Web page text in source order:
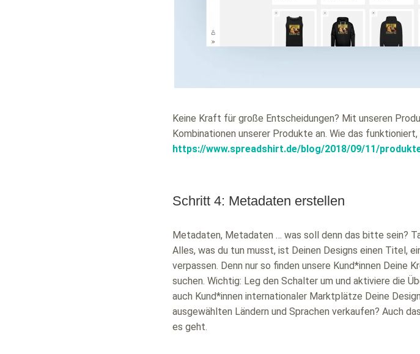
Keine Kraft für große Entscheidungen? Mit unseren
Kombinationen unserer Produkte an. Wie das
https://www.spreadshirt.de/blog/2018/09/11/
Schritt 4: Metadaten erstellen
Metadaten, Metadaten … was soll denn das bitte sein?
Alles, was du tun musst, ist Deinen Designs einen Titel,
verpassen. Denn nur so finden unsere Kund*innen Deine
suchen. Wichtig: Leg den Schalter um und aktiviere die
auch Kund*innen internationaler Marktplätze Deine
ausgewählten Ländern und Sprachen verkaufen? Auch
es geht.